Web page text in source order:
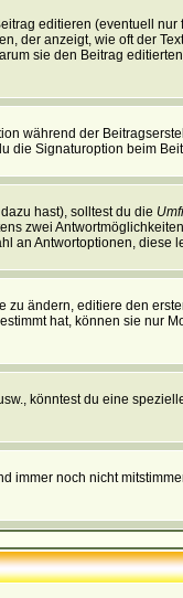
editieren (eventuell
der anzeigt, wie oft der
sie den Beitrag
während der
die Signaturoption beim
hast), solltest du die
zwei
an Antwortoptionen, diese
ändern, editiere den
hat, können sie nur
könntest du eine
noch nicht